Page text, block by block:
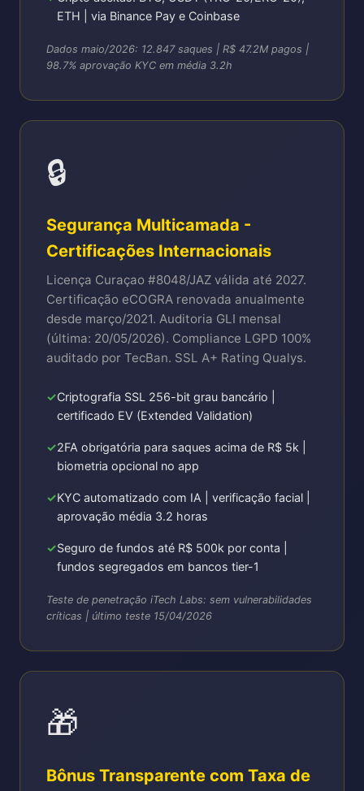
ETH | via Binance Pay e Coinbase
Dados maio/2026: 12.847 saques | R$ 47.2M pagos |
98.7% aprovação KYC em média 3.2h
🔒
Segurança Multicamada -
Certificações Internacionais
Licença Curaçao #8048/JAZ válida até 2027.
Certificação eCOGRA renovada anualmente
desde março/2021. Auditoria GLI mensal
(última: 20/05/2026). Compliance LGPD 100%
auditado por TecBan. SSL A+ Rating Qualys.
Criptografia SSL 256-bit grau bancário |
certificado EV (Extended Validation)
2FA obrigatória para saques acima de R$ 5k |
biometria opcional no app
KYC automatizado com IA | verificação facial |
aprovação média 3.2 horas
Seguro de fundos até R$ 500k por conta |
fundos segregados em bancos tier-1
Teste de penetração iTech Labs: sem vulnerabilidades
críticas | último teste 15/04/2026
🎁
Bônus Transparente com Taxa de